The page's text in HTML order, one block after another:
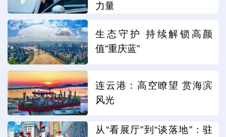
力量
生态守护 持续解锁高颜
值“重庆蓝”
连云港：高空瞭望 赏海滨
风光
从“看展厅”到“谈落地”：驻